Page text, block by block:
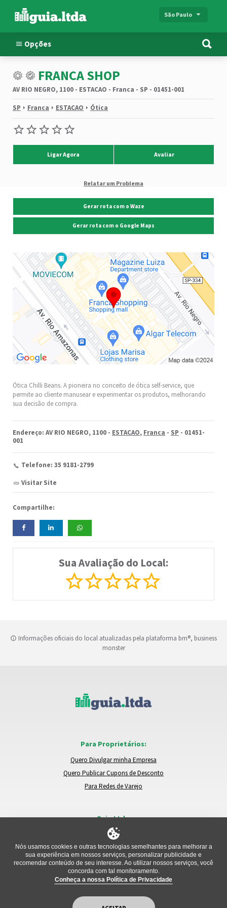
São Paulo
Opções
FRANCA SHOP
AV RIO NEGRO, 1100 - ESTACAO - Franca - SP - 01451-001
SP Franca ESTACAO Ótica
Ligar Agora Avaliar
Relatar um Problema
Ótica Chilli Beans. A pioneira no conceito de ótica self-service, que
permite ao cliente manusear e experimentar os produtos, melhorando
sua decisão de compra.
Endereço: AV RIO NEGRO, 1100 - ESTACAO, Franca - SP - 01451-
001
Telefone: 35 9181-2799
Visitar Site
Compartilhe:
Sua Avaliação do Local:
Gerar rota com o Waze
Gerar rota com o Google Maps
Informações oficiais do local atualizadas pela plataforma bm®, business
monster
Para Proprietários:
Quero Divulgar minha Empresa
Quero Publicar Cupons de Desconto
Para Redes de Varejo
Guia.Ltda:
Locais e Empresas
Trocar de Região
Relatar um Problema
Nós usamos cookies e outras tecnologias semelhantes para melhorar a
sua experiência em nossos serviços, personalizar publicidade e
recomendar conteúdo de seu interesse. Ao utilizar nossos serviços, você
concorda com tal monitoramento.
Conheça a nossa Política de Privacidade